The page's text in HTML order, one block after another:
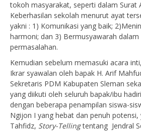
tokoh masyarakat, seperti dalam Surat
Keberhasilan sekolah menurut ayat
yakni : 1) Komunikasi yang baik;
harmoni; dan 3) Bermusyawarah
permasalahan.
Kemudian sebelum memasuki acara
Ikrar syawalan oleh bapak H. Arif
Sekretaris PDM Kabupaten Sleman
yang diikuti oleh seluruh bapak/ibu
dengan beberapa penampilan siswa-
Ngijon I yang hebat dan penuh potensi,
Tahfidz, Story-Tellingtentang Jendral